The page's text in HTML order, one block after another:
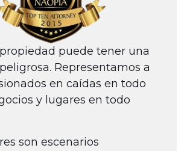
puede tener una
Representamos a
en caídas en todo
y lugares en todo
son escenarios